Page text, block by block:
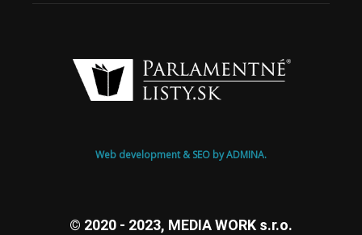
Web development & SEO by ADMINA.
© 2020 - 2023, MEDIA WORK s.r.o.